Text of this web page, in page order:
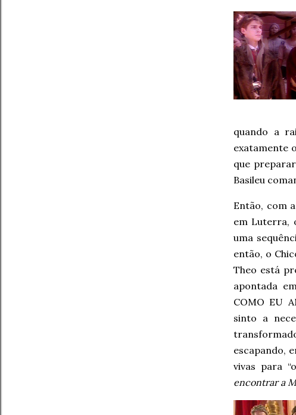
quando a
exatamente
que
Basileu
Então, com
em Luterra,
uma
então, o
Theo está
apontada
COMO EU
sinto a
escapando,
vivas para
encontrar a